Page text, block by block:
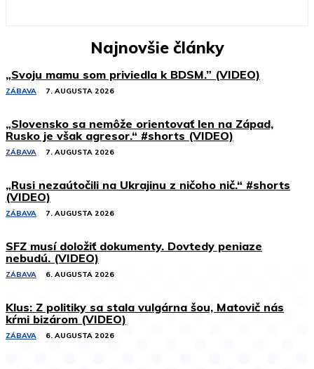
Najnovšie články
„Svoju mamu som priviedla k BDSM.” (VIDEO)
ZÁBAVA 7. AUGUSTA 2026
„Slovensko sa nemôže orientovať len na Západ,
Rusko je však agresor.“ #shorts (VIDEO)
ZÁBAVA 7. AUGUSTA 2026
„Rusi nezaútočili na Ukrajinu z ničoho nič.“ #shorts
(VIDEO)
ZÁBAVA 7. AUGUSTA 2026
SFZ musí doložiť dokumenty. Dovtedy peniaze
nebudú. (VIDEO)
ZÁBAVA 6. AUGUSTA 2026
Klus: Z politiky sa stala vulgárna šou, Matovič nás
kŕmi bizárom (VIDEO)
ZÁBAVA 6. AUGUSTA 2026